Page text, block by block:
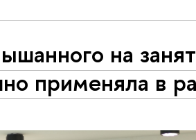
на
применяла в